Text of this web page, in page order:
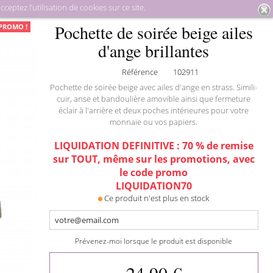
l’utilisation de cookies sur ce site.
d'ange brillantes
! Pochette de soirée beige ailes
d'ange brillantes
Référence
102911
Pochette de soirée beige avec ailes d'ange en strass. Simili-
cuir, anse et bandoulière amovible ainsi que fermeture
éclair à l'arrière et deux poches intérieures pour votre
monnaie ou vos papiers.
LIQUIDATION DEFINITIVE : 70 % de remise
sur TOUT, même sur les promotions, avec
le code promo
LIQUIDATION70
Ce produit n'est plus en stock
Prévenez-moi lorsque le produit est disponible